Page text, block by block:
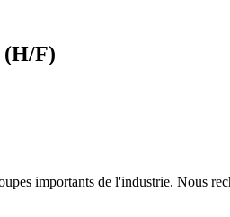
(H/F)
importants de l'industrie. Nous